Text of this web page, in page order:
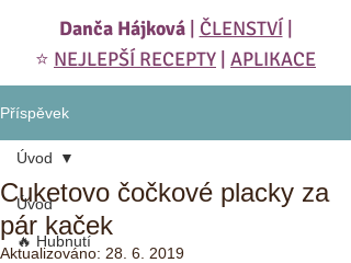
Danča Hájková| ČLENSTVÍ
⭐️ NEJLEPŠÍ RECEPTY APLIKACE
Příspěvek
Úvod
🔥 Hubnutí
Úvod
Cuketovo čočkové placky za
pár kaček
Aktualizováno: 28. 6. 2019